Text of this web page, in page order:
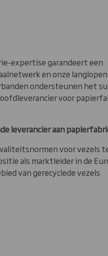
expertise garandeert een
en onze
ondersteunen het
voor
leverancier aan
voor vezels
als marktleider in de
van gerecyclede vezels